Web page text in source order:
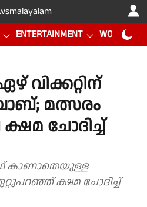
ENTERTAINMENT WORLD CUP
വിക്കറ്റിന്
മത്സരം
ചോദിച്ച്
ക്ഷമ ചോദിച്ച്